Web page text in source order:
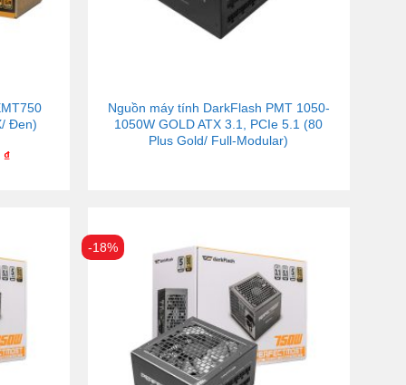
Đen)
₫
Nguồn máy tính DarkFlash PMT 1050-
1050W GOLD ATX 3.1, PCIe 5.1 (80
Plus Gold/ Full-Modular)
-18%